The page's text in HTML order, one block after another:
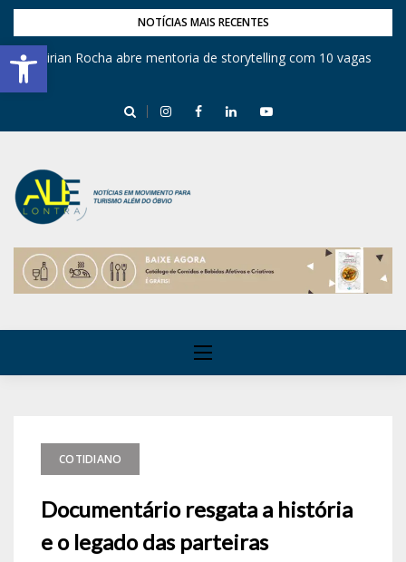
Barra de Ferramentas Aberta
NOTÍCIAS MAIS RECENTES
Mirian Rocha abre mentoria de storytelling com 10 vagas
COTIDIANO
Documentário resgata a história
e o legado das parteiras